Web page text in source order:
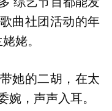
曲社团活动的年
姥。
她的二胡，在太
婉，声声入耳。